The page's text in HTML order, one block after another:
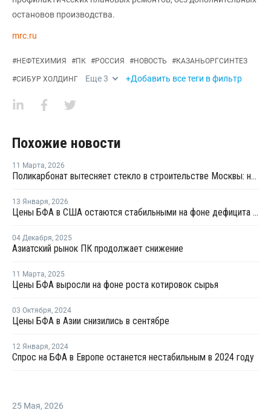
остановов производства.
mrc.ru
#НЕФТЕХИМИЯ #ПК #РОССИЯ #НОВОСТЬ #КАЗАНЬОРГСИНТЕЗ
#СИБУР ХОЛДИНГ Еще3 +Добавить все теги в фильтр
Похожие новости
11 Марта, 2026
Поликарбонат вытесняет стекло в строительстве Москвы: новые тренды и вызовы отрасли
13 Января, 2026
Цены БФА в США остаются стабильными на фоне дефицита предложения в Азии и роста стоимости грузоперевозок
04 Декабря, 2025
Азиатский рынок ПК продолжает снижение
11 Марта, 2025
Цены БФА выросли на фоне роста котировок сырья
03 Октября, 2024
Цены БФА в Азии снизились в сентябре
12 Января, 2024
Спрос на БФА в Европе останется нестабильным в 2024 году
25 Мая, 2026